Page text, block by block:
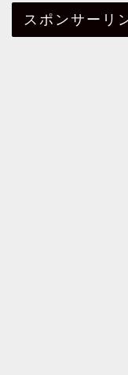
スポンサーリ